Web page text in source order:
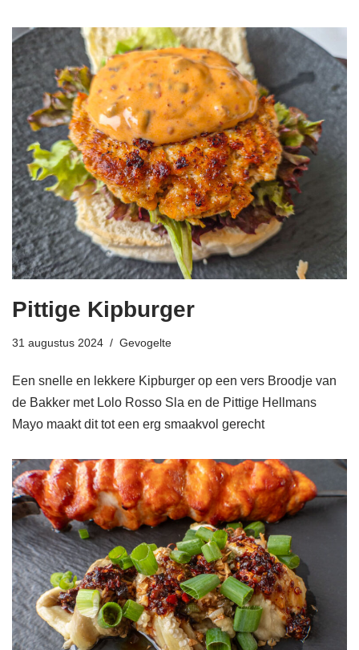
Pittige Kipburger
31 augustus 2024 Gevogelte
Een snelle en lekkere Kipburger op een vers Broodje van
de Bakker met Lolo Rosso Sla en de Pittige Hellmans
Mayo maakt dit tot een erg smaakvol gerecht